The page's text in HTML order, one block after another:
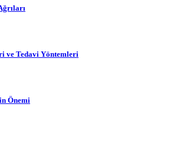
ve Tedavi Yöntemleri
Önemi